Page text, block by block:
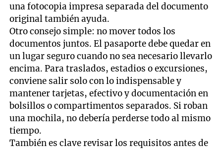
una fotocopia impresa separada del documento
original también ayuda.
Otro consejo simple: no mover todos los
documentos juntos. El pasaporte debe quedar en
un lugar seguro cuando no sea necesario llevarlo
encima. Para traslados, estadios o excursiones,
conviene salir solo con lo indispensable y
mantener tarjetas, efectivo y documentación en
bolsillos o compartimentos separados. Si roban
una mochila, no debería perderse todo al mismo
tiempo.
También es clave revisar los requisitos antes de